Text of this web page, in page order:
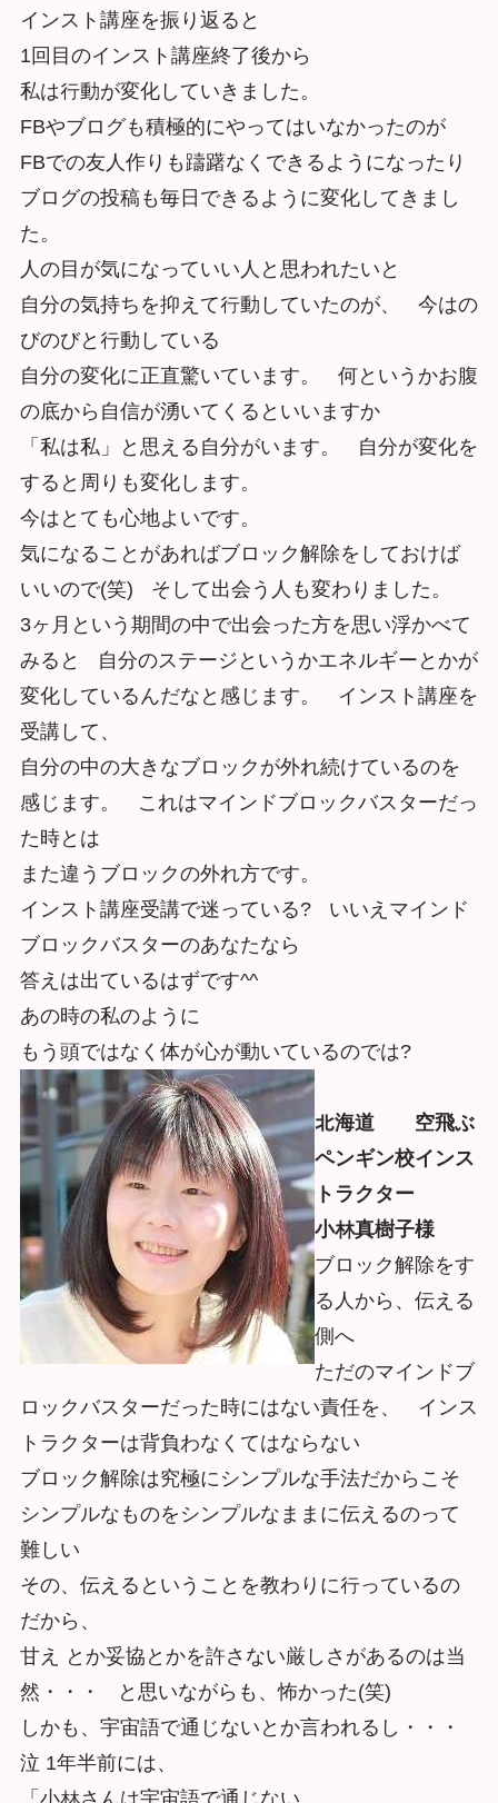
インスト講座を振り返ると
1回⽬のインスト講座終了後から
私は行動が変化していきました。
FBやブログも積極的にやってはいなかったのが
FBでの友⼈作りも躊躇なくできるようになったり
ブログの投稿も毎⽇できるように変化してきまし
た。
⼈の目が気になっていい人と思われたいと
自分の気持ちを抑えて行動していたのが、 今はの
びのびと行動している
自分の変化に正直驚いています。 何というかお腹
の底から自信が湧いてくるといいますか
「私は私」と思える自分がいます。 自分が変化を
すると周りも変化します。
今はとても心地よいです。
気になることがあればブロック解除をしておけば
いいので(笑) そして出会う⼈も変わりました。
3ヶ⽉という期間の中で出会った⽅を思い浮かべて
みると 自分のステージというかエネルギーとかが
変化しているんだなと感じます。 インスト講座を
受講して、
自分の中の大きなブロックが外れ続けているのを
感じます。 これはマインドブロックバスターだっ
た時とは
また違うブロックの外れ⽅です。
インスト講座受講で迷っている? いいえマインド
ブロックバスターのあなたなら
答えは出ているはずです^^
あの時の私のように
もう頭ではなく体が心が動いているのでは?
北海道 空飛ぶ
ペンギン校インス
トラクター
⼩林真樹子様
ブロック解除をす
る⼈から、伝える
側へ
ただのマインドブ
ロックバスターだった時にはない責任を、 インス
トラクターは背負わなくてはならない
ブロック解除は究極にシンプルな手法だからこそ
シンプルなものをシンプルなままに伝えるのって
難しい
その、伝えるということを教わりに行っているの
だから、
甘え とか妥協とかを許さない厳しさがあるのは当
然・・・ と思いながらも、怖かった(笑)
しかも、宇宙語で通じないとか言われるし・・・
泣 1年半前には、